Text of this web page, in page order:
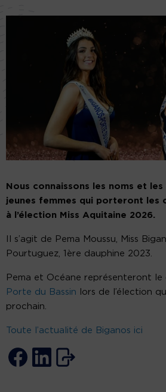
Nous connaissons les noms et
jeunes femmes qui porteront les
à l’élection Miss Aquitaine 2026.
Il s’agit de Pema Moussu, Miss
Pourtuguez, 1ère dauphine 2023.
Pema et Océane représenteront le
Porte du Bassin lors de l’élection
prochain.
Toute l’actualité de Biganos ici